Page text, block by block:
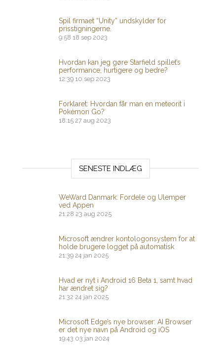
Spil firmaet “Unity” undskylder for
prisstigningerne.
9:58 18 sep 2023
Hvordan kan jeg gøre Starfield spillet’s
performance, hurtigere og bedre?
12:39 10 sep 2023
Forklaret: Hvordan får man en meteorit i
Pokémon Go?
18:15 27 aug 2023
SENESTE INDLÆG
WeWard Danmark: Fordele og Ulemper
ved Appen
21:28 23 aug 2025
Microsoft ændrer kontologonsystem for at
holde brugere logget på automatisk
21:39 24 jan 2025
Hvad er nyt i Android 16 Beta 1, samt hvad
har ændret sig?
21:32 24 jan 2025
Microsoft Edge’s nye browser: AI Browser
er det nye navn på Android og iOS
19:43 03 jan 2024